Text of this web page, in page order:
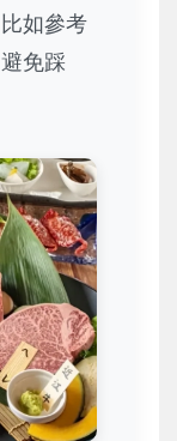
如參考
免踩